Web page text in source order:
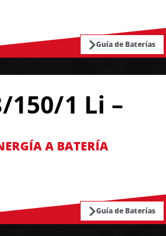
Guía de Baterías
150/1 Li –
A BATERÍA
Guía de Baterías